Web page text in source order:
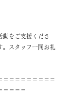
動をご支援くださ
。スタッフ一同お礼
＝＝＝＝＝＝＝＝＝
＝＝＝＝